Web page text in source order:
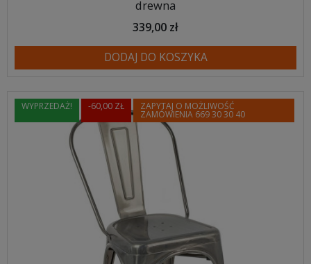
drewna
339,00 zł
DODAJ DO KOSZYKA
WYPRZEDAŻ! -60,00 ZŁ ZAPYTAJ O MOŻLIWOŚĆ
ZAMÓWIENIA 669 30 30 40